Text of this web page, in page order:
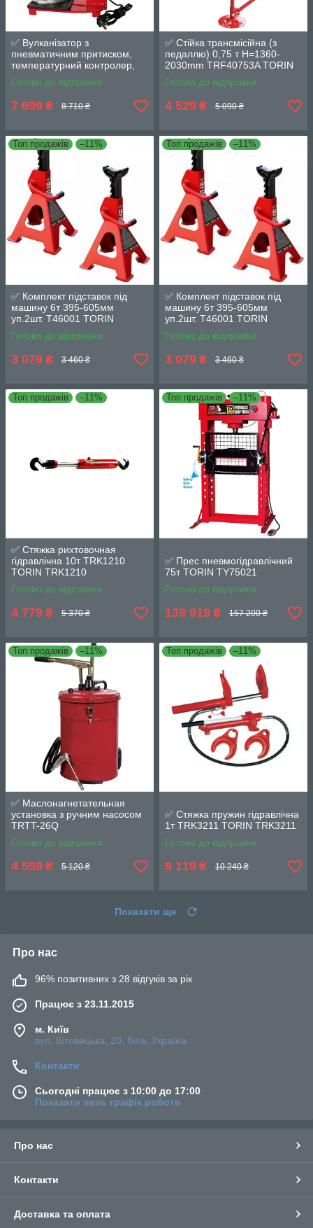
✅ Вулканізатор з
пневматичним притиском,
температурний контролер,
настільний, 1 нагрівальна
пласт
Готово до відправки
7 699 ₴ 8 710 ₴
✅ Стійка трансмісійна (з
педаллю) 0,75 т Н=1360-
2030mm TRF40753A TORIN
TRF40753A
Готово до відправки
4 529 ₴ 5 090 ₴
Топ продажів –11%
✅ Комплект підставок під
машину 6т 395-605мм
уп.2шт. T46001 TORIN
T46001
Готово до відправки
3 079 ₴ 3 460 ₴
Топ продажів –11%
✅ Комплект підставок під
машину 6т 395-605мм
уп.2шт. T46001 TORIN
T46001
Готово до відправки
3 079 ₴ 3 460 ₴
Топ продажів –11%
✅ Стяжка рихтовочная
гідравлічна 10т TRK1210
TORIN TRK1210
Готово до відправки
4 779 ₴ 5 370 ₴
Топ продажів –11%
✅ Прес пневмогідравлічний
75т TORIN TY75021
Готово до відправки
139 919 ₴ 157 200 ₴
Топ продажів –11%
✅ Маслонагнетательная
установка з ручним насосом
TRTT-26Q
Готово до відправки
4 559 ₴ 5 120 ₴
Топ продажів –11%
✅ Стяжка пружин гідравлічна
1т TRK3211 TORIN TRK3211
Готово до відправки
9 119 ₴ 10 240 ₴
Показати ще
Про нас
96% позитивних з 28 відгуків за рік
Працює з 23.11.2015
м. Київ
вул. Вітовецька, 20, Київ, Україна
Контакти
Сьогодні працює з 10:00 до 17:00
Показати весь графік роботи
Про нас
Контакти
Доставка та оплата